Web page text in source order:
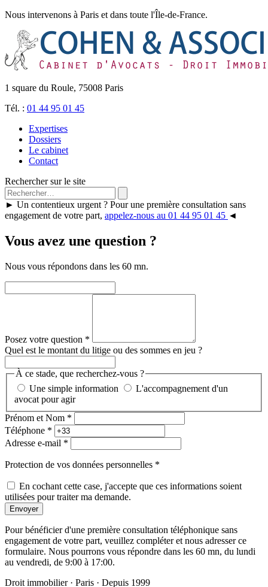
Nous intervenons à Paris et dans toute l'Île-de-France.
1 square du Roule, 75008 Paris
Tél. : 01 44 95 01 45
Expertises
Dossiers
Le cabinet
Contact
Rechercher sur le site
► Un contentieux urgent ? Pour une première consultation sans
engagement de votre part, appelez-nous au 01 44 95 01 45 ◄
Vous avez une question ?
Nous vous répondons dans les 60 mn.
Posez votre question *
Quel est le montant du litige ou des sommes en jeu ?
À ce stade, que recherchez-vous ?
Une simple information
L'accompagnement d'un
avocat pour agir
Prénom et Nom *
Téléphone *
Adresse e-mail *
Protection de vos données personnelles *
En cochant cette case, j'accepte que ces informations soient
utilisées pour traiter ma demande.
Envoyer
Pour bénéficier d'une première consultation téléphonique sans
engagement de votre part, veuillez compléter et nous adresser ce
formulaire. Nous pourrons vous répondre dans les 60 mn, du lundi
au vendredi, de 9:00 à 17:00.
Droit immobilier · Paris · Depuis 1999